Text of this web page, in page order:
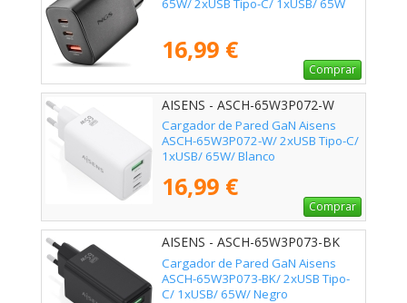
65W/ 2xUSB Tipo-C/ 1xUSB/ 65W
16,99 €
Comprar
AISENS - ASCH-65W3P072-W
Cargador de Pared GaN Aisens
ASCH-65W3P072-W/ 2xUSB Tipo-C/
1xUSB/ 65W/ Blanco
16,99 €
Comprar
AISENS - ASCH-65W3P073-BK
Cargador de Pared GaN Aisens
ASCH-65W3P073-BK/ 2xUSB Tipo-
C/ 1xUSB/ 65W/ Negro